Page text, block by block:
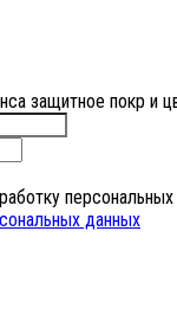
защитное покр и
данных